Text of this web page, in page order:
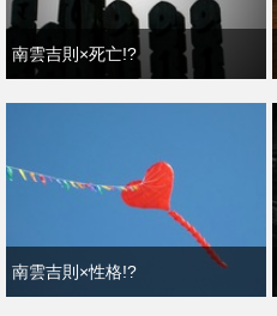
南雲吉則×死亡!?
南雲吉則×性格!?